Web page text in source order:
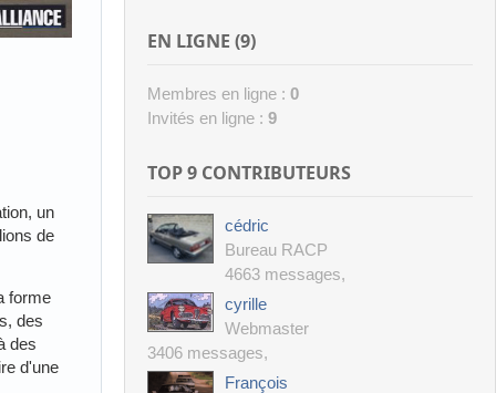
un
de
forme
des
des
d'une
EN LIGNE (9)
Membres en ligne : 0
Invités en ligne : 9
TOP 9 CONTRIBUTEURS
cédric
Bureau RACP
4663 messages,
cyrille
Webmaster
3406 messages,
François